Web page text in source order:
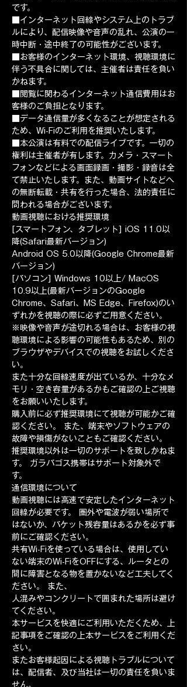
です。
■インターネット回線やシステム上のトラブ
ルにより、配信映像や音声の乱れ、公演の一
時中断・途中終了の可能性がございます。
■お客様のインターネット環境、視聴環境に
伴う不具合に関しては、主催者は責任を負い
かねます。
■閲覧に関わるインターネット通信費用はお
客様のご負担となります。
■データ通信量が多くなることが想定される
ため、Wi-Fiのご利用を推奨いたします。
■本公演は有料での配信ライブです。一切の
権利は主催者が有します。カメラ・スマート
フォンなどによる画面録画・撮影・録音は全
て禁止いたします。また、動画サイトなどへ
の無断転載・共有を行った場合、法的責任に
問われる場合がございます。
動画視聴における推奨環境 ​
[スマートフォン、タブレット] iOS 11.0以
降(Safari最新バージョン)
Android OS 5.0以降(Google Chrome最新
バージョン)
[パソコン] Windows 10以上/ MacOS
10.9以上(最新バージョンのGoogle
Chrome、Safari、MS Edge、Firefox)のい
ずれかを視聴の際に必ずご用意ください。
※映像や音声が途切れる場合は、お客様の視
聴環境による影響の可能性もあるため、別の
ブラウザやデバイスでの視聴をお試しくださ
い。
また十分な回線速度が出ているか、十分なメ
モリ・空き容量があるかもご確認の上ご視聴
をお願いいたします。
購入前に必ず推奨環境にて視聴が可能かご確
認ください。 また、端末やソフトウェアの
故障や損傷がないこともご確認ください。
推奨環境以外は一切のサポートを致しかねま
す。 ガラパゴス携帯はサポート対象外で
す。
通信環境について ​
動画視聴には高速で安定したインターネット
回線が必要です。 圏外や電波が弱い場所で
はないか、パケット残容量はあるかを必ず事
前にご確認ください。
共有Wi-Fiを使っている場合は、使用してい
ない端末のWi-FiをOFFにする、ルータとの
間に障害となる物を置かないなど工夫してく
ださい。 また、
人混みやコンクリートで囲まれた場所は避け
てください。
本サービスを快適にご利用いただくため、上
記事項をご確認の上本サービスをご利用くだ
さい。
またお客様起因による視聴トラブルについて
は、配信者、及び当社は一切の責任を負いま
せん。